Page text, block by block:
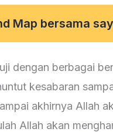
Map bersama
dengan berbagai
kesabaran
akhirnya Allah
Allah akan